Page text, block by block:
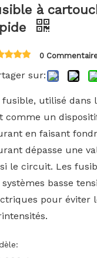
à
0
sur:
fusible, utilisé dans
comme un
en faisant
dépasse une
le circuit. Les
systèmes basse
pour éviter